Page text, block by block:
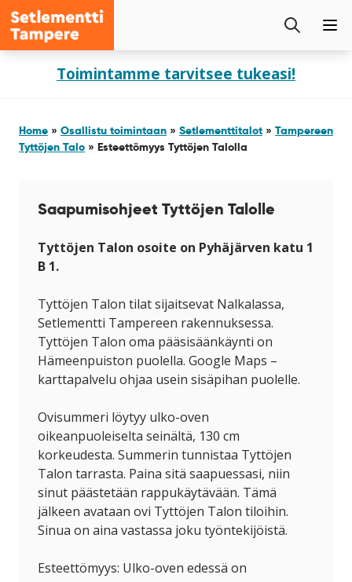
sisältöönToimintamme tarvitsee tukeasi!
Setlementti
Tampere
Etsi
Home » Osallistu toimintaan » Setlementtitalot » Tampereen
Tyttöjen Talo » Esteettömyys Tyttöjen Talolla
Saapumisohjeet Tyttöjen Talolle
Tyttöjen Talon osoite on Pyhäjärven katu 1
B 1.
Tyttöjen Talon tilat sijaitsevat Nalkalassa,
Setlementti Tampereen rakennuksessa.
Tyttöjen Talon oma pääsisäänkäynti on
Hämeenpuiston puolella. Google Maps –
karttapalvelu ohjaa usein sisäpihan puolelle.
Ovisummeri löytyy ulko-oven
oikeanpuoleiselta seinältä, 130 cm
korkeudesta. Summerin tunnistaa Tyttöjen
Talon tarrasta. Paina sitä saapuessasi, niin
sinut päästetään rappukäytävään. Tämä
jälkeen avataan ovi Tyttöjen Talon tiloihin.
Sinua on aina vastassa joku työntekijöistä.
Esteettömyys: Ulko-oven edessä on